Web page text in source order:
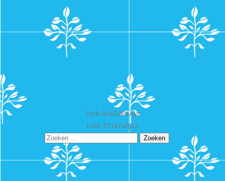
navigatie
Link-0zaGxPxAyt
Link-721kzafJu3
Zoeken
naar: